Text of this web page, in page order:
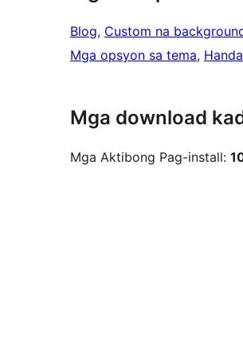
Blog, Custom na
Mga opsyon sa tema,
Mga download
Mga Aktibong Pag-install: